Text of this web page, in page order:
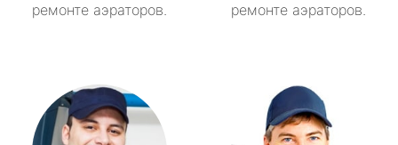
ремонте аэраторов.
ремонте аэраторов.